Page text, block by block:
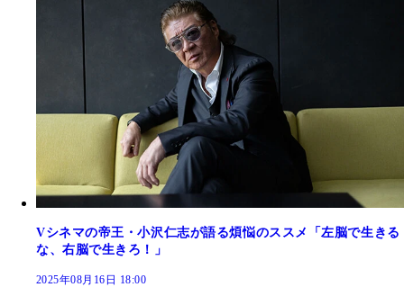
Vシネマの帝王・小沢仁志が語る煩悩のススメ「左脳で生きる
な、右脳で生きろ！」
2025年08月16日 18:00